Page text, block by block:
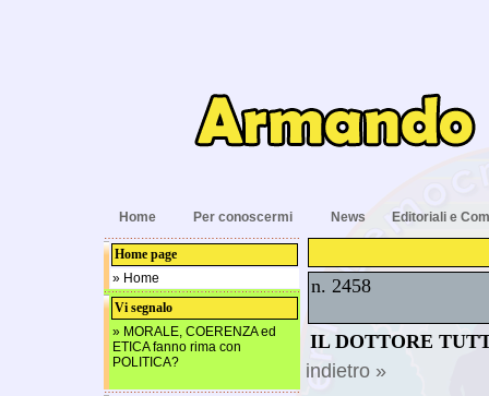
Home Per conoscermi News Editoriali e
Home page
» Home
Vi segnalo
» MORALE, COERENZA ed
ETICA fanno rima con
POLITICA?
n. 2458
IL DOTTORE
indietro »